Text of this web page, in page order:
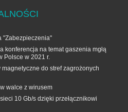
"Zabezpieczenia"
konferencja na temat gaszenia mgłą
Polsce w 2021 r.
do stref zagrożonych
walce z wirusem
10 Gb/s dzięki przełącznikowi